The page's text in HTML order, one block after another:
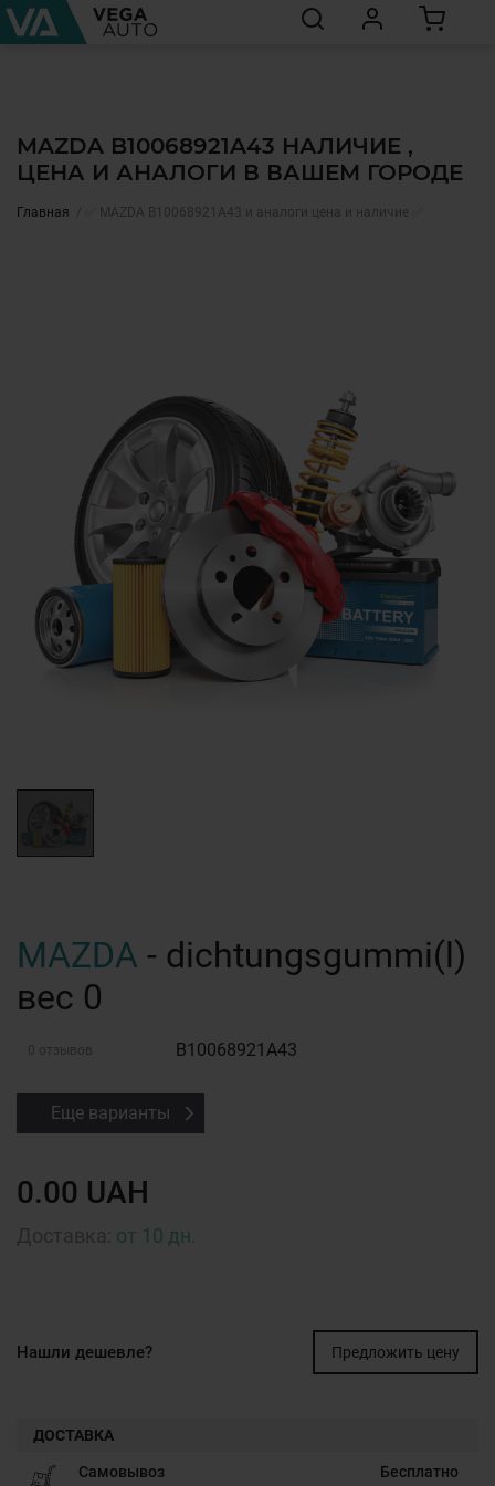
MAZDA B10068921A43 НАЛИЧИЕ ,
ЦЕНА И АНАЛОГИ В ВАШЕМ ГОРОДЕ
Главная ✅ MAZDA B10068921A43 и аналоги цена и наличие ✅
MAZDA - dichtungsgummi(l)
вес 0
0 отзывов B10068921A43
Еще варианты
0.00 UAH
от 10 дн.
Нашли дешевле? Предложить цену
ДОСТАВКА
Самовывоз Бесплатно